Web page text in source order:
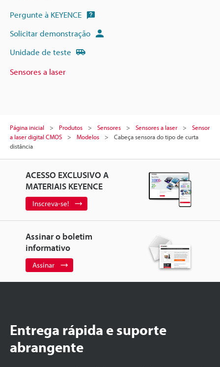
Pergunte à KEYENCE
Solicitar demonstração
Unidade de teste
Sensores a laser
Página inicial Produtos Sensores Sensores a laser
Sensor
a laser digital CMOS
Modelos
Cabeça sensora do tipo de curta
distância
ACESSO EXCLUSIVO A
MATERIAIS KEYENCE
Inscreva-se!
Assinar o boletim
informativo
Assinar
Entrega rápida e suporte
abrangente